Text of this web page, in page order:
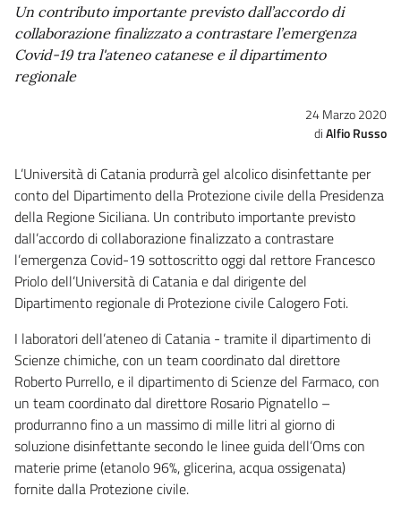
Un contributo importante previsto dall’accordo di
collaborazione finalizzato a contrastare l’emergenza
Covid-19 tra l'ateneo catanese e il dipartimento
regionale
24 Marzo 2020
Alfio Russo
L’Università di Catania produrrà gel alcolico disinfettante per
conto del Dipartimento della Protezione civile della Presidenza
della Regione Siciliana. Un contributo importante previsto
dall’accordo di collaborazione finalizzato a contrastare
l’emergenza Covid-19 sottoscritto oggi dal rettore Francesco
Priolo dell’Università di Catania e dal dirigente del
Dipartimento regionale di Protezione civile Calogero Foti.
I laboratori dell’ateneo di Catania - tramite il dipartimento di
Scienze chimiche, con un team coordinato dal direttore
Roberto Purrello, e il dipartimento di Scienze del Farmaco, con
un team coordinato dal direttore Rosario Pignatello –
produrranno fino a un massimo di mille litri al giorno di
soluzione disinfettante secondo le linee guida dell’Oms con
materie prime (etanolo 96%, glicerina, acqua ossigenata)
fornite dalla Protezione civile.